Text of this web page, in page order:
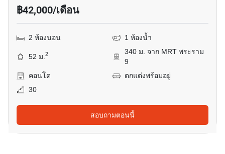
฿42,000/เดือน
2 ห้องนอน 1 ห้องน้ำ
52 ม.2
340 ม. จาก MRT พระราม
9
คอนโด
ตกแต่งพร้อมอยู่
30
สอบถามตอนนี้